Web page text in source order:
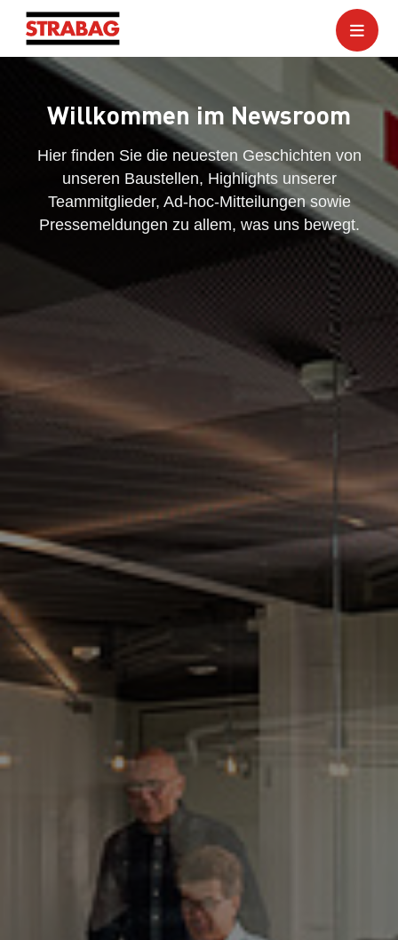
Willkommen im Newsroom
Hier finden Sie die neuesten Geschichten von
unseren Baustellen, Highlights unserer
Teammitglieder, Ad-hoc-Mitteilungen sowie
Pressemeldungen zu allem, was uns bewegt.